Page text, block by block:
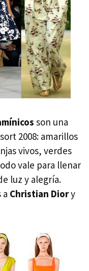
son una
2008: amarillos
vivos, verdes
vale para llenar
luz y alegría.
a Christian Diory